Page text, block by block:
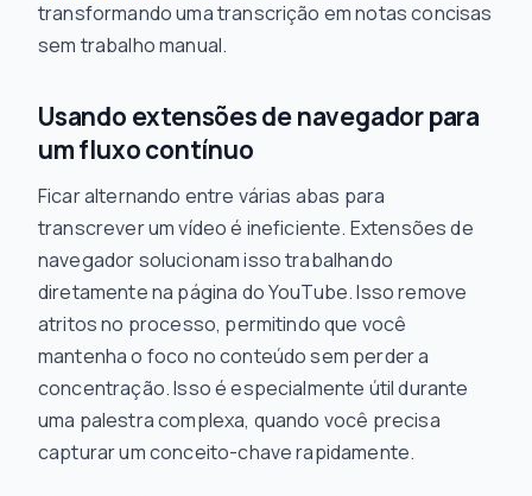
transformando uma transcrição em notas concisas
sem trabalho manual.
Usando extensões de navegador para
um fluxo contínuo
Ficar alternando entre várias abas para
transcrever um vídeo é ineficiente. Extensões de
navegador solucionam isso trabalhando
diretamente na página do YouTube. Isso remove
atritos no processo, permitindo que você
mantenha o foco no conteúdo sem perder a
concentração. Isso é especialmente útil durante
uma palestra complexa, quando você precisa
capturar um conceito-chave rapidamente.